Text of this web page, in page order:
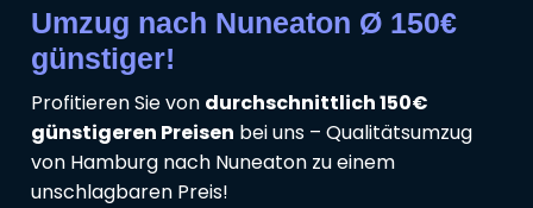
Umzug nach Nuneaton Ø 150€
günstiger!
Profitieren Sie von durchschnittlich 150€
günstigeren Preisen bei uns – Qualitätsumzug
von Hamburg nach Nuneaton zu einem
unschlagbaren Preis!